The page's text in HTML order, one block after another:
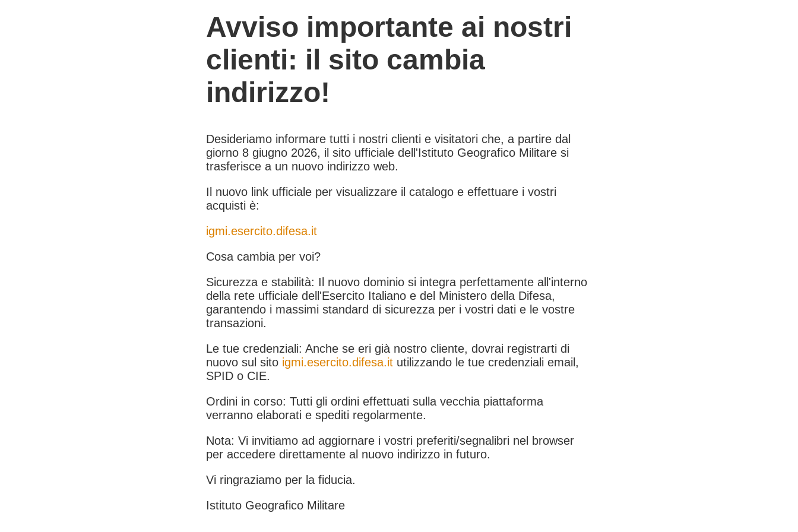
Avviso importante ai nostri
clienti: il sito cambia
indirizzo!
Desideriamo informare tutti i nostri clienti e visitatori che, a partire dal
giorno 8 giugno 2026, il sito ufficiale dell'Istituto Geografico Militare si
trasferisce a un nuovo indirizzo web.
Il nuovo link ufficiale per visualizzare il catalogo e effettuare i vostri
acquisti è:
igmi.esercito.difesa.it
Cosa cambia per voi?
Sicurezza e stabilità: Il nuovo dominio si integra perfettamente all'interno
della rete ufficiale dell'Esercito Italiano e del Ministero della Difesa,
garantendo i massimi standard di sicurezza per i vostri dati e le vostre
transazioni.
Le tue credenziali: Anche se eri già nostro cliente, dovrai registrarti di
nuovo sul sito igmi.esercito.difesa.it utilizzando le tue credenziali email,
SPID o CIE.
Ordini in corso: Tutti gli ordini effettuati sulla vecchia piattaforma
verranno elaborati e spediti regolarmente.
Nota: Vi invitiamo ad aggiornare i vostri preferiti/segnalibri nel browser
per accedere direttamente al nuovo indirizzo in futuro.
Vi ringraziamo per la fiducia.
Istituto Geografico Militare